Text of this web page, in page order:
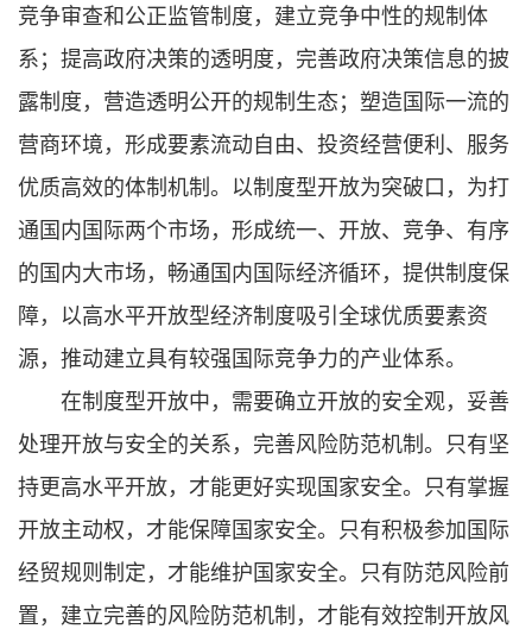
竞争审查和公正监管制度，建立竞争中性的规制体
系；提高政府决策的透明度，完善政府决策信息的披
露制度，营造透明公开的规制生态；塑造国际一流的
营商环境，形成要素流动自由、投资经营便利、服务
优质高效的体制机制。以制度型开放为突破口，为打
通国内国际两个市场，形成统一、开放、竞争、有序
的国内大市场，畅通国内国际经济循环，提供制度保
障，以高水平开放型经济制度吸引全球优质要素资
源，推动建立具有较强国际竞争力的产业体系。
在制度型开放中，需要确立开放的安全观，妥善
处理开放与安全的关系，完善风险防范机制。只有坚
持更高水平开放，才能更好实现国家安全。只有掌握
开放主动权，才能保障国家安全。只有积极参加国际
经贸规则制定，才能维护国家安全。只有防范风险前
置，建立完善的风险防范机制，才能有效控制开放风